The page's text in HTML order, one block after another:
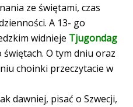
ze świętami, czas
A 13- go
widnieje Tjugondag
świętach. O tym dniu oraz
choinki przeczytacie w
dawniej, pisać o Szwecji,